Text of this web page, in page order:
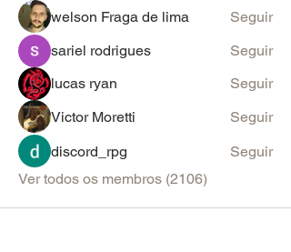
welson Fraga de lima
Seguir
sariel rodrigues
Seguir
lucas ryan
Seguir
Victor Moretti
Seguir
discord_rpg
Seguir
Ver todos os membros (2106)